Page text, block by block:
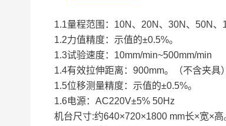
1.1量程范围：10N、20N、30N、50N
1.2力值精度：示值的±0.5%。
1.3试验速度：10mm/min~500mm/min
1.4有效拉伸距离：900mm。（不含夹具
1.5位移测量精度：示值的±0.5%。
1.6电源：AC220V±5% 50Hz
机台尺寸:约